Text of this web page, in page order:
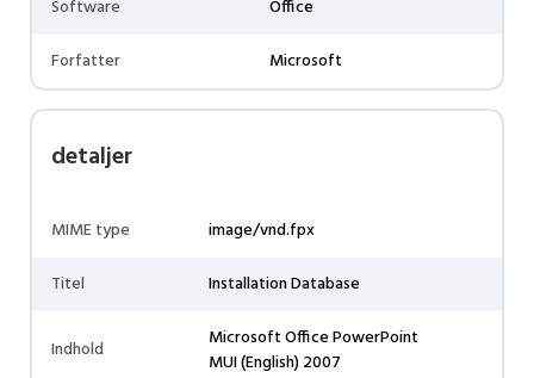
Software
Office
Forfatter
Microsoft
detaljer
MIME type
image/vnd.fpx
Titel
Installation Database
Indhold
Microsoft Office PowerPoint
MUI (English) 2007